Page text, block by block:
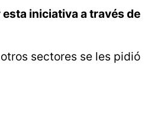
iniciativa a través de
sectores se les pidió